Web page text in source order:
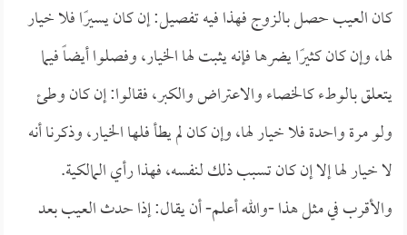
كان العيب حصل بالزوج فهذا فيه تفصيل: إن كان يسيرًا فلا خيار
لها، وإن كان كثيرًا يضرها فإنه يثبت لها الخيار، وفصلوا أيضاً فيما
يتعلق بالوطء كالخصاء والاعتراض والكبر، فقالوا: إن كان وطئ
ولو مرة واحدة فلا خيار لها، وإن كان لم يطأ فلها الخيار، وذكرنا أنه
لا خيار لها إلا إن كان تسبب ذلك لنفسه، فهذا رأي المالكية.
والأقرب في مثل هذا -والله أعلم- أن يقال: إذا حدث العيب بعد